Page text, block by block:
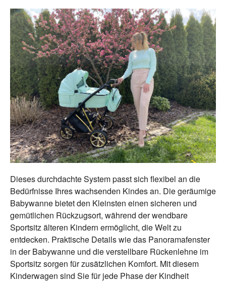
Dieses durchdachte System passt sich flexibel an die
Bedürfnisse Ihres wachsenden Kindes an. Die geräumige
Babywanne bietet den Kleinsten einen sicheren und
gemütlichen Rückzugsort, während der wendbare
Sportsitz älteren Kindern ermöglicht, die Welt zu
entdecken. Praktische Details wie das Panoramafenster
in der Babywanne und die verstellbare Rückenlehne im
Sportsitz sorgen für zusätzlichen Komfort. Mit diesem
Kinderwagen sind Sie für jede Phase der Kindheit